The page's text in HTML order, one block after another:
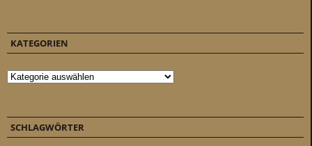
KATEGORIEN
Kategorien
SCHLAGWÖRTER